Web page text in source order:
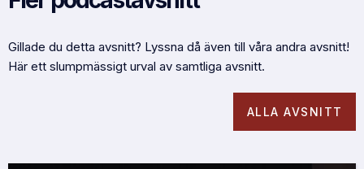
Gillade du detta avsnitt? Lyssna då även till våra andra avsnitt!
Här ett slumpmässigt urval av samtliga avsnitt.
ALLA AVSNITT